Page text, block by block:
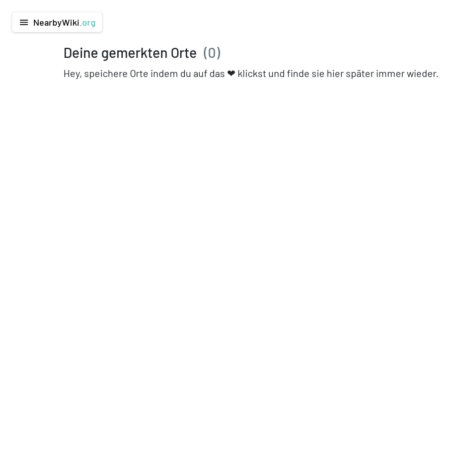
menu NearbyWiki .org
Deine gemerkten Orte (0)
Hey, speichere Orte indem du auf das ❤︎ klickst und finde sie hier später immer wieder.